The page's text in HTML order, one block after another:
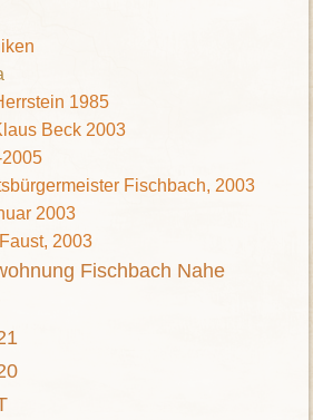
1985
Beck 2003
Fischbach, 2003
2003
2003
Fischbach Nahe